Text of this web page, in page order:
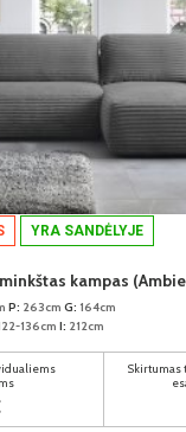
YRA SANDĖLYJE
kampas
P: 263cm G: 164cm
136cm I: 212cm
Skirtumas